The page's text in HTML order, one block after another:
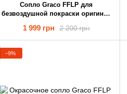
Сопло Graco FFLP для
безвоздушной покраски оригинал
2 200 грн
1 999 грн
−9%